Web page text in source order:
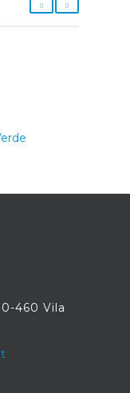
460 Vila